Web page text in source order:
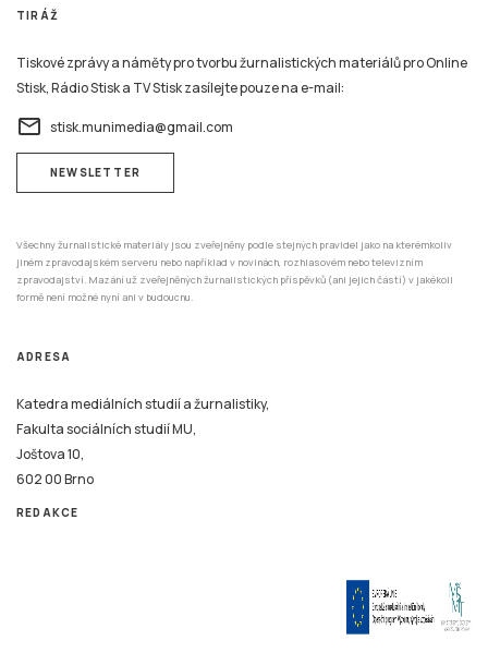
TIRÁŽ
Tiskové zprávy a náměty pro tvorbu žurnalistických materiálů pro Online
Stisk, Rádio Stisk a TV Stisk zasílejte pouze na e-mail:
email stisk.munimedia@gmail.com
NEWSLETTER
Všechny žurnalistické materiály jsou zveřejněny podle stejných pravidel jako na kterémkoliv
jiném zpravodajském serveru nebo například v novinách, rozhlasovém nebo televizním
zpravodajství. Mazání už zveřejněných žurnalistických příspěvků (ani jejich částí) v jakékoli
formě není možné nyní ani v budoucnu.
ADRESA
Katedra mediálních studií a žurnalistiky,
Fakulta sociálních studií MU,
Joštova 10,
602 00 Brno
REDAKCE